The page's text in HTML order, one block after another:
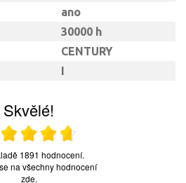
ano
30000 h
CENTURY